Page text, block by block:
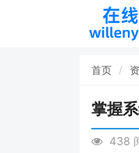
首页
掌握
438